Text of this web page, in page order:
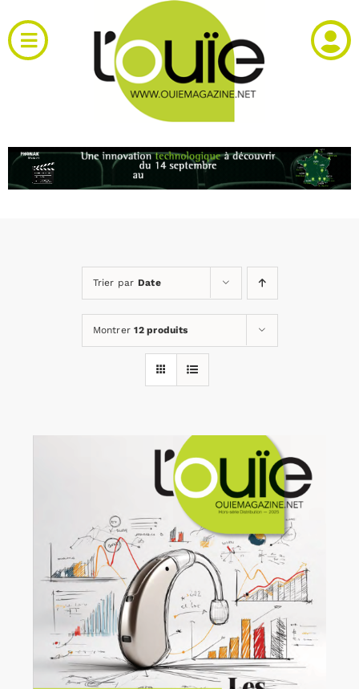
au
contenu
Toggle
Navigation
RH et emploi
Trier par Date
Montrer12 produits